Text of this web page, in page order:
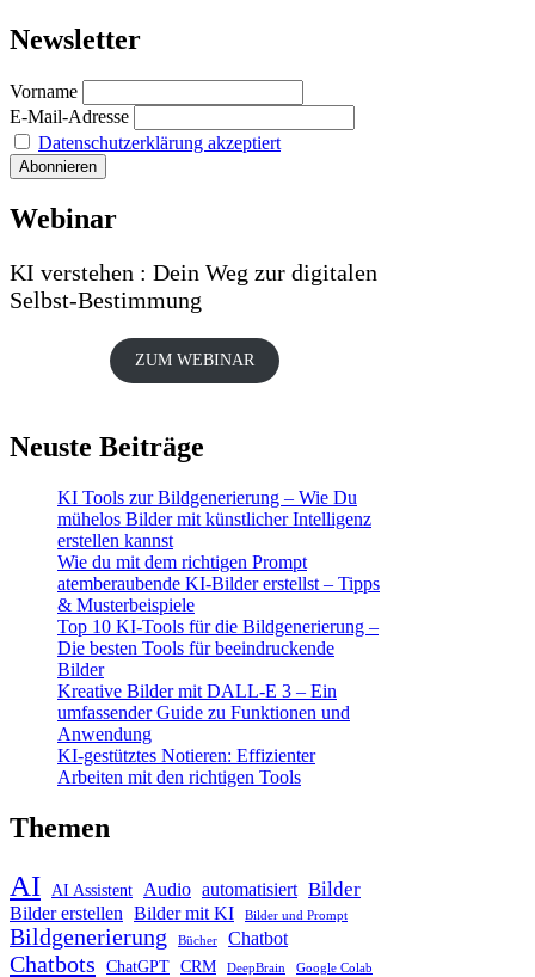
Newsletter
Vorname
E-Mail-Adresse
Datenschutzerklärung akzeptiert
Webinar
KI verstehen : Dein Weg zur digitalen
Selbst-Bestimmung
ZUM WEBINAR
Neuste Beiträge
KI Tools zur Bildgenerierung – Wie Du
mühelos Bilder mit künstlicher Intelligenz
erstellen kannst
Wie du mit dem richtigen Prompt
atemberaubende KI-Bilder erstellst – Tipps
& Musterbeispiele
Top 10 KI-Tools für die Bildgenerierung –
Die besten Tools für beeindruckende
Bilder
Kreative Bilder mit DALL-E 3 – Ein
umfassender Guide zu Funktionen und
Anwendung
KI-gestütztes Notieren: Effizienter
Arbeiten mit den richtigen Tools
Themen
AI AI Assistent Audio automatisiert Bilder
Bilder erstellen Bilder mit KI Bilder und Prompt
Bildgenerierung Bücher Chatbot
Chatbots ChatGPT CRM DeepBrain Google Colab